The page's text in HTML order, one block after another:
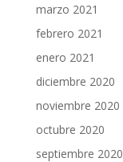
marzo 2021
febrero 2021
enero 2021
diciembre 2020
noviembre 2020
octubre 2020
septiembre 2020